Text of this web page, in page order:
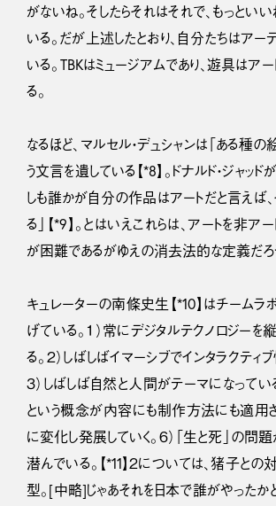
がないね。そしたらそれはそれで、もっといい
いる。だが上述したとおり、自分たちはアー
いる。TBKはミュージアムであり、遊具はア
る。
なるほど、マルセル・デュシャンは「ある種
う文言を遺している【*8】。ドナルド・ジャッド
しも誰かが自分の作品はアートだと言えば
る」【*9】。とはいえこれらは、アートを非ア
が困難であるがゆえの消去法的な定義だろ
キュレーターの南條史生【*10】はチームラ
げている。１）常にデジタルテクノロジー
る。２）しばしばイマーシブでインタラクティ
３）しばしば自然と人間がテーマになってい
という概念が内容にも制作方法にも適用さ
に変化し発展していく。６）「生と死」の
潜んでいる。【*11】２については、猪子と
型。[中略]じゃあそれを日本で誰がやったか